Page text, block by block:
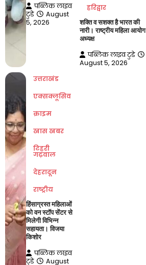
पब्लिक लाइव
टुडे
August
5, 2026
हरिद्वार
शक्ति व सशक्त है भारत की
नारी। राष्ट्रीय महिला आयोग
अध्यक्ष
पब्लिक लाइव टुडे
August 5, 2026
उत्तराखंड
एक्सक्लूसिव
क्राइम
खास खबर
टिहरी
गढ़वाल
देहरादून
राष्ट्रीय
हिंसाग्रस्त महिलाओं
को वन स्टॉप सेंटर से
मिलेगी विभिन्न
सहायता। विजया
किशोर
पब्लिक लाइव
टुडे
August